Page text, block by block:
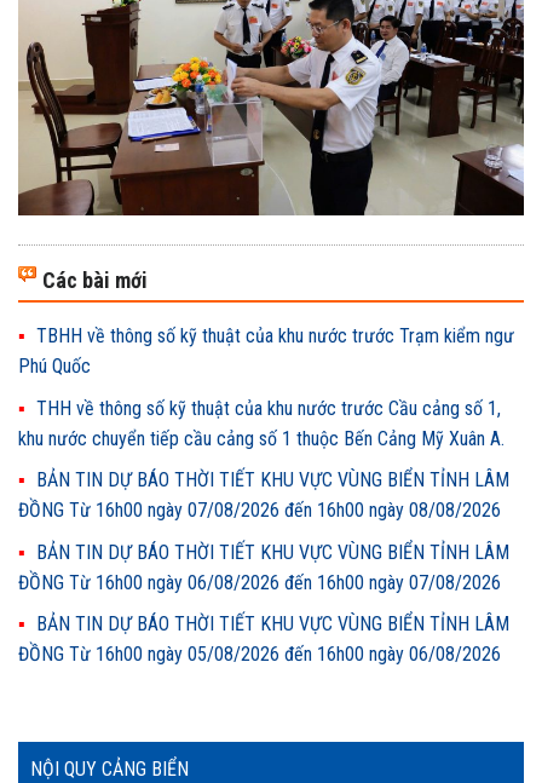
NỘI QUY CẢNG BIỂN
Các bài mới
TBHH về thông số kỹ thuật của khu nước trước Trạm kiểm ngư
Phú Quốc
THH về thông số kỹ thuật của khu nước trước Cầu cảng số 1,
khu nước chuyển tiếp cầu cảng số 1 thuộc Bến Cảng Mỹ Xuân A.
BẢN TIN DỰ BÁO THỜI TIẾT KHU VỰC VÙNG BIỂN TỈNH LÂM
ĐỒNG Từ 16h00 ngày 07/08/2026 đến 16h00 ngày 08/08/2026
BẢN TIN DỰ BÁO THỜI TIẾT KHU VỰC VÙNG BIỂN TỈNH LÂM
ĐỒNG Từ 16h00 ngày 06/08/2026 đến 16h00 ngày 07/08/2026
BẢN TIN DỰ BÁO THỜI TIẾT KHU VỰC VÙNG BIỂN TỈNH LÂM
ĐỒNG Từ 16h00 ngày 05/08/2026 đến 16h00 ngày 06/08/2026